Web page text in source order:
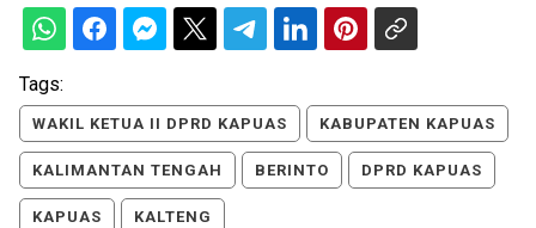
Tags:
WAKIL KETUA II DPRD KAPUAS KABUPATEN KAPUAS
KALIMANTAN TENGAH BERINTO DPRD KAPUAS
KAPUAS KALTENG